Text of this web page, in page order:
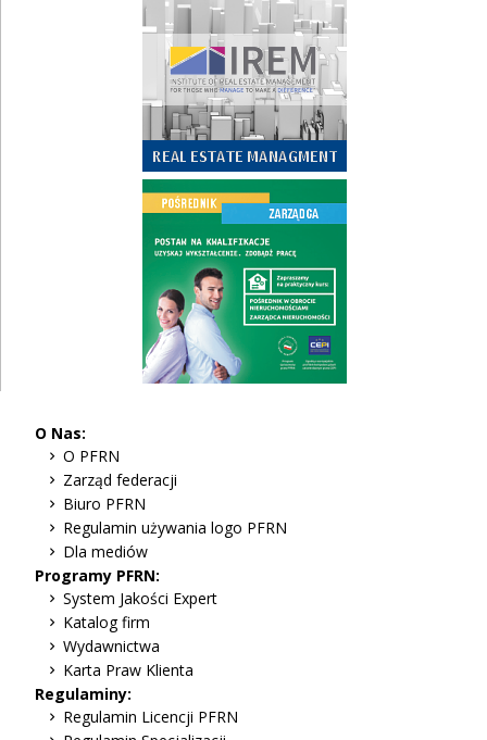
O Nas:
O PFRN
Zarząd federacji
Biuro PFRN
Regulamin używania logo PFRN
Dla mediów
Programy PFRN:
System Jakości Expert
Katalog firm
Wydawnictwa
Karta Praw Klienta
Regulaminy:
Regulamin Licencji PFRN